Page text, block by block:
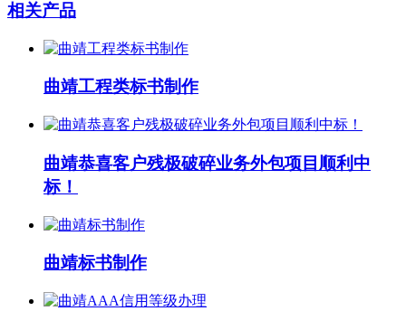
相关产品
曲靖工程类标书制作
曲靖恭喜客户残极破碎业务外包项目顺利中
标！
曲靖标书制作